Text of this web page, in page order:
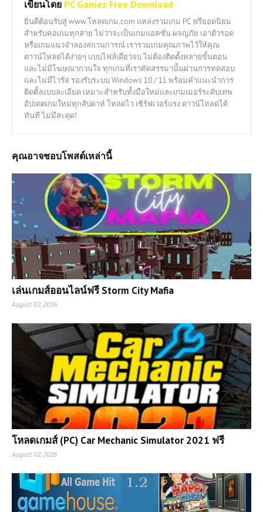
เขียนโดย PC Games Free Download
ยินดีต้อนรับสู่ www.โหลดเกม.com แหล่งรวมเกม PC ฟรียอดนิยม
สำหรับคอเกมทุกสาย ไม่ว่าจะเป็นเกมแอคชั่น ผจญภัย เอาตัวรอด
หรือเกมแนวจำลองสถานการณ์ เรารวมเกมคุณภาพไว้ให้คุณ
ดาวน์โหลดได้ง่ายๆ แบบไฟล์เดียวจบ ไม่ต้องติดตั้งหลายขั้นตอน
และไม่มีโฆษณากวนใจ ทุกเกมที่เราคัดสรรมานั้นผ่านการทดสอบ
และไม่มีไวรัส รองรับระบบ Windows 10 / 11 พร้อมคำแนะนำการ
ติดตั้งแบบละเอียด เหมาะสำหรับทั้งมือใหม่และเกมเมอร์ระดับเทพ
อัปเดตเกมใหม่ทุกสัปดาห์ โหลดไว เซิร์ฟเวอร์แรง ดาวน์โหลดได้
ทันที ไม่มีสะดุด!
คุณอาจชอบโพสต์เหล่านี้
เล่นเกมส์ออนไลน์ฟรี Storm City Mafia
August 02, 2026
โหลดเกมส์ (PC) Car Mechanic Simulator 2021 ฟรี
August 02, 2026